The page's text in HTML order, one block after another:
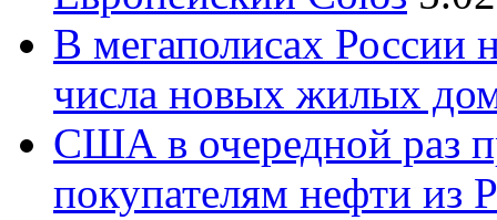
В мегаполисах России
числа новых жилых
США в очередной раз
покупателям нефти из